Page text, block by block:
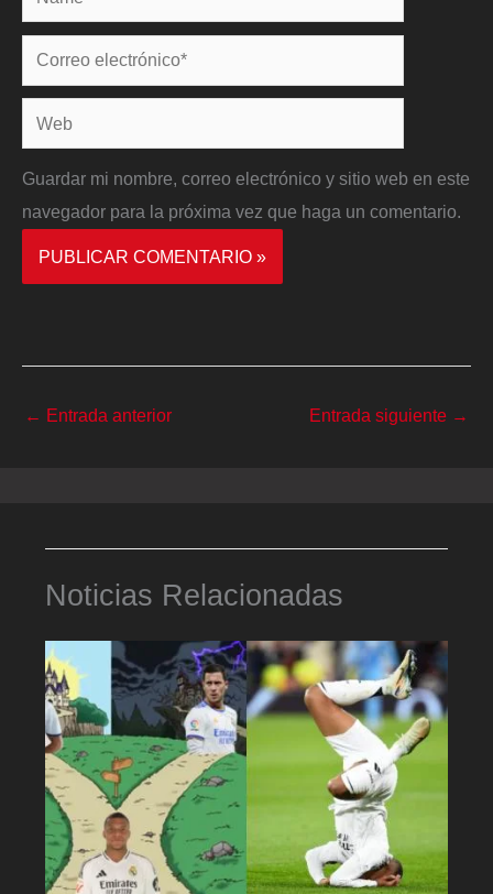
Correo
electrónico*
Web
Guardar mi nombre, correo electrónico y sitio web en este
navegador para la próxima vez que haga un comentario.
← Entrada anterior Entrada siguiente →
Noticias Relacionadas